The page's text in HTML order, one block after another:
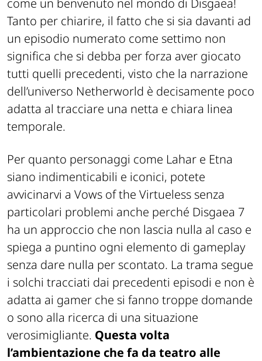
Tanto per chiarire, il fatto che si sia davanti ad
un episodio numerato come settimo non
significa che si debba per forza aver giocato
tutti quelli precedenti, visto che la narrazione
dell’universo Netherworld è decisamente poco
adatta al tracciare una netta e chiara linea
temporale.
Per quanto personaggi come Lahar e Etna
siano indimenticabili e iconici, potete
avvicinarvi a Vows of the Virtueless senza
particolari problemi anche perché Disgaea 7
ha un approccio che non lascia nulla al caso e
spiega a puntino ogni elemento di gameplay
senza dare nulla per scontato. La trama segue
i solchi tracciati dai precedenti episodi e non è
adatta ai gamer che si fanno troppe domande
o sono alla ricerca di una situazione
verosimigliante. Questa volta
l’ambientazione che fa da teatro alle